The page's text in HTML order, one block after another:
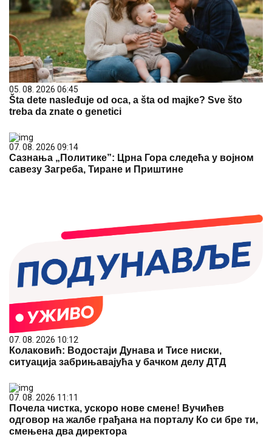
05. 08. 2026 06:45
Šta dete nasleđuje od oca, a šta od majke? Sve što
treba da znate o genetici
07. 08. 2026 09:14
Сазнања „Политике”: Црна Гора следећа у војном
савезу Загреба, Тиране и Приштине
07. 08. 2026 10:12
Колаковић: Водостаји Дунава и Тисе ниски,
ситуација забрињавајућа у бачком делу ДТД
07. 08. 2026 11:11
Почела чистка, ускоро нове смене! Вучићев
одговор на жалбе грађана на порталу Ко си бре ти,
смењена два директора